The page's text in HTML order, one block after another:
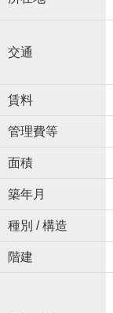
交通
賃料
管理費等
面積
築年月
種別 / 構造
階建